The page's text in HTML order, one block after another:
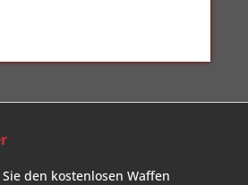
den kostenlosen Waffen